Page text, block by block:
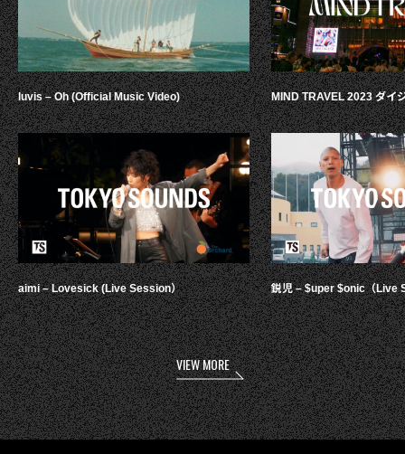
luvis – Oh (Official Music Video)
aimi – Lovesick (Live Session）
MIND TRAVEL 2023 ダイ
鋭児 – $uper $onic（Live
VIEW MORE